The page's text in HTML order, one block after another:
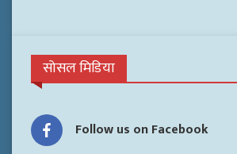
सोसल मिडिया
Follow us on Facebook